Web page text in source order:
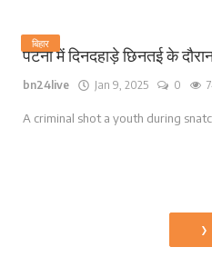
बिहार
पटना में दिनदहाड़े छिनतई के
bn24live Jan 9, 2025 0
A criminal shot a youth during
›